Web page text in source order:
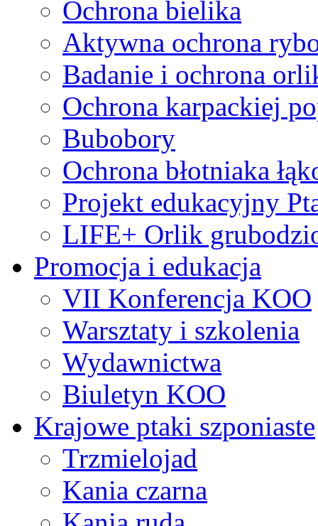
Ochrona bielika
Aktywna ochrona
Badanie i ochrona
Ochrona karpackiej
Bubobory
Ochrona błotniaka
Projekt edukacyjny
LIFE+ Orlik
Promocja i edukacja
VII Konferencja KOO
Warsztaty i szkolenia
Wydawnictwa
Biuletyn KOO
Krajowe ptaki szponiaste
Trzmielojad
Kania czarna